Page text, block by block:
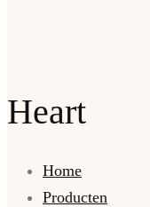
Heart
Home
Producten